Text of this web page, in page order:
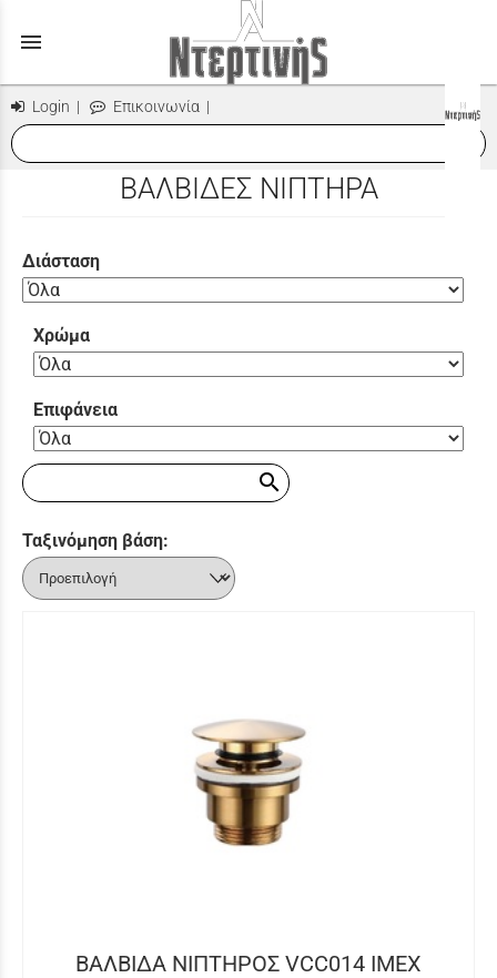
menu
Login | Επικοινωνία |
ΒΑΛΒΙΔΕΣ ΝΙΠΤΗΡΑ
Διάσταση
Χρώμα
Επιφάνεια
search
Ταξινόμηση βάση:
ΒΑΛΒΙΔΑ ΝΙΠΤΗΡΟΣ VCC014 IMEX